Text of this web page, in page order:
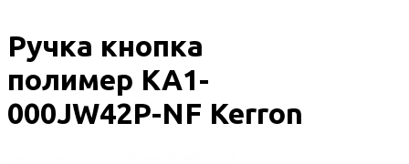
Ручка кнопка
полимер KA1-
000JW42P-NF Kerron